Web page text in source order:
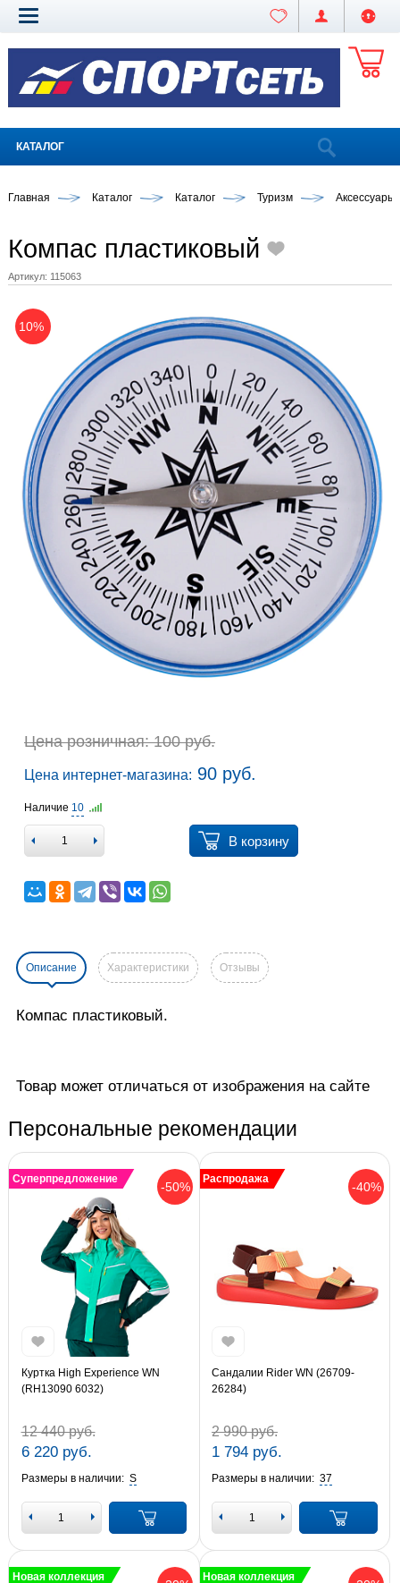
КАТАЛОГ
Главная Каталог Каталог Туризм Аксессуары
Компас пластиковый
Артикул: 115063
10%
Цена розничная: 100 руб.
Цена интернет-магазина: 90 руб.
Наличие 10
В корзину
Описание Характеристики Отзывы
Компас пластиковый.
Товар может отличаться от изображения на сайте
Персональные рекомендации
-50%
Суперпредложение
Куртка High Experience WN
(RH13090 6032)
12 440 руб.
6 220 руб.
Размеры в наличии: S
-40%
Распродажа
Сандалии Rider WN (26709-
26284)
2 990 руб.
1 794 руб.
Размеры в наличии: 37
Новая коллекция Новая коллекция